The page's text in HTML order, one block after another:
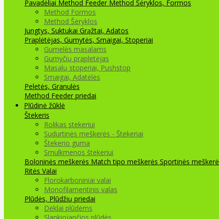
Pavadėliai Method Feeder Method Šėryklos, Formos
Method Formos
Method Šėryklos
Jungtys, Suktukai Grąžtai, Adatos
Praplėtėjas, Gumytės, Smaigai, Stoperiai
Gumelės masalams
Gumyčių prapletėjas
Masalų stoperiai, Pushstop
Smaigai, Adatėlės
Peletės, Granulės
Method Feeder priedai
Plūdinė žūklė
Štekeris
Rolikas stekeriui
Sudurtinės meškerės - Štekeriai
Štekerio guma
Smulkmenos štekeriui
Boloninės meškerės Match tipo meškerės Sportinės
Ritės Valai
Florokarboniniai valai
Monofilamentinis valas
Plūdės, Plūdžių priedai
Dėklai plūdėms
Slankiojančios plūdės